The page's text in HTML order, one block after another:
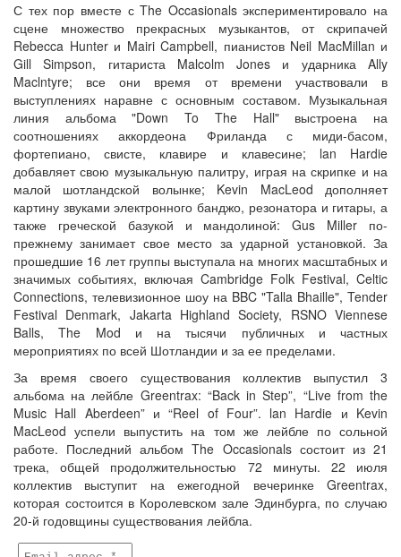
С тех пор вместе с The Occasionals экспериментировало на
сцене множество прекрасных музыкантов, от скрипачей
Rebecca Hunter и Mairi Campbell, пианистов Neil MacMillan и
Gill Simpson, гитариста Malcolm Jones и ударника Ally
Maclntyre; все они время от времени участвовали в
выступлениях наравне с основным составом. Музыкальная
линия альбома "Down To The Hall" выстроена на
соотношениях аккордеона Фриланда с миди-басом,
фортепиано, свисте, клавире и клавесине; lan Hardie
добавляет свою музыкальную палитру, играя на скрипке и на
малой шотландской волынке; Kevin MacLeod дополняет
картину звуками электронного банджо, резонатора и гитары, а
также греческой базукой и мандолиной: Gus Miller по-
прежнему занимает свое место за ударной установкой. За
прошедшие 16 лет группы выступала на многих масштабных и
значимых событиях, включая Cambridge Folk Festival, Celtic
Connections, телевизионное шоу на BBC "Talla Bhaille", Tender
Festival Denmark, Jakarta Highland Society, RSNO Viennese
Balls, The Mod и на тысячи публичных и частных
мероприятиях по всей Шотландии и за ее пределами.
За время своего существования коллектив выпустил 3
альбома на лейбле Greentrax: “Back in Step”, “Live from the
Music Hall Aberdeen” и “Reel of Four”. lan Hardie и Kevin
MacLeod успели выпустить на том же лейбле по сольной
работе. Последний альбом The Occasionals состоит из 21
трека, общей продолжительностью 72 минуты. 22 июля
коллектив выступит на ежегодной вечеринке Greentrax,
которая состоится в Королевском зале Эдинбурга, по случаю
20-й годовщины существования лейбла.